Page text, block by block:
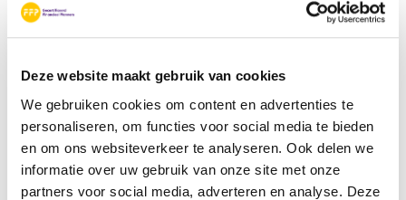
Deze website maakt gebruik van cookies
We gebruiken cookies om content en advertenties te
personaliseren, om functies voor social media te bieden
en om ons websiteverkeer te analyseren. Ook delen we
informatie over uw gebruik van onze site met onze
partners voor social media, adverteren en analyse. Deze
Jouw winst is je bruto-inkomen
De fiscus beschouwt jouw winst uit
feite je brutosalaris en daarover betaal je
inkomstenbelasting. Wel zijn er diverse
aftrekmogelijkheden waarmee je die winst kunt
verlagen voordat er belasting over wordt
geheven. Denk aan de startersaftrek, de